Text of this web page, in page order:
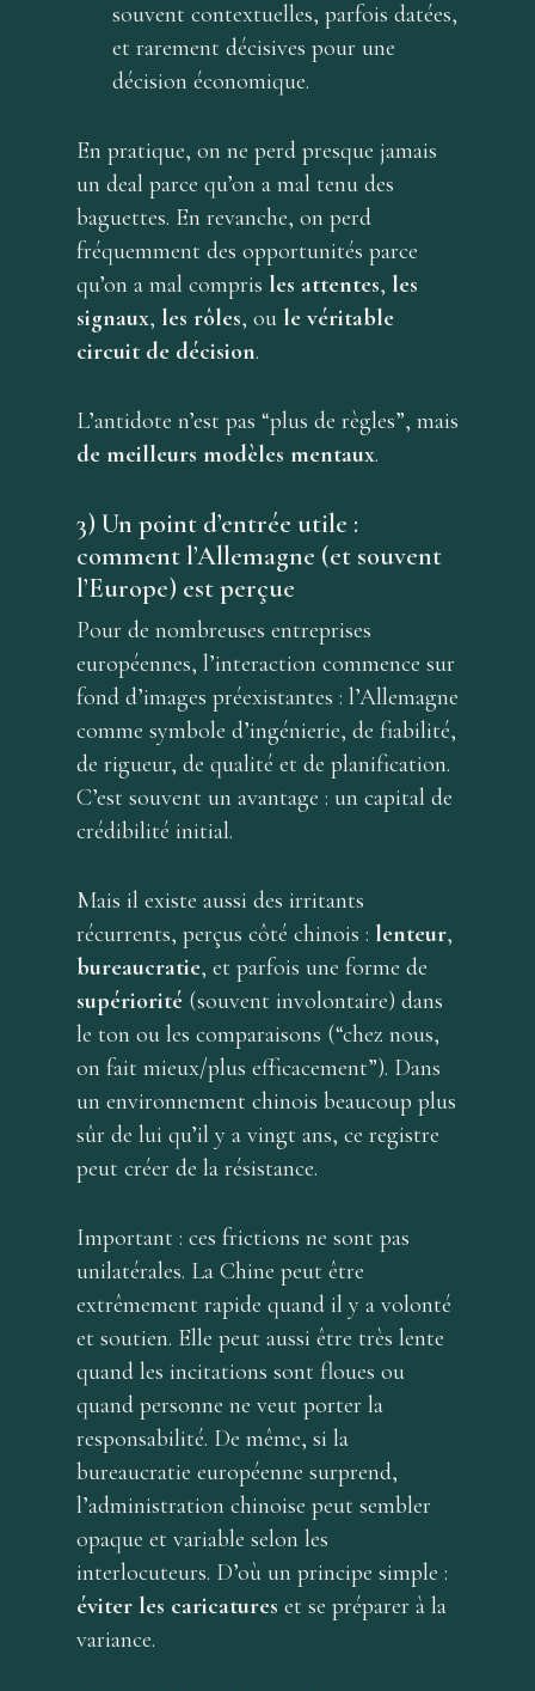
souvent contextuelles, parfois datées,
et rarement décisives pour une
décision économique.
En pratique, on ne perd presque jamais
un deal parce qu’on a mal tenu des
baguettes. En revanche, on perd
fréquemment des opportunités parce
qu’on a mal compris les attentes, les
signaux, les rôles, ou le véritable
circuit de décision.
L’antidote n’est pas “plus de règles”, mais
de meilleurs modèles mentaux.
3) Un point d’entrée utile :
comment l’Allemagne (et souvent
l’Europe) est perçue
Pour de nombreuses entreprises
européennes, l’interaction commence sur
fond d’images préexistantes : l’Allemagne
comme symbole d’ingénierie, de fiabilité,
de rigueur, de qualité et de planification.
C’est souvent un avantage : un capital de
crédibilité initial.
Mais il existe aussi des irritants
récurrents, perçus côté chinois : lenteur,
bureaucratie, et parfois une forme de
supériorité (souvent involontaire) dans
le ton ou les comparaisons (“chez nous,
on fait mieux/plus efficacement”). Dans
un environnement chinois beaucoup plus
sûr de lui qu’il y a vingt ans, ce registre
peut créer de la résistance.
Important : ces frictions ne sont pas
unilatérales. La Chine peut être
extrêmement rapide quand il y a volonté
et soutien. Elle peut aussi être très lente
quand les incitations sont floues ou
quand personne ne veut porter la
responsabilité. De même, si la
bureaucratie européenne surprend,
l’administration chinoise peut sembler
opaque et variable selon les
interlocuteurs. D’où un principe simple :
éviter les caricatures et se préparer à la
variance.